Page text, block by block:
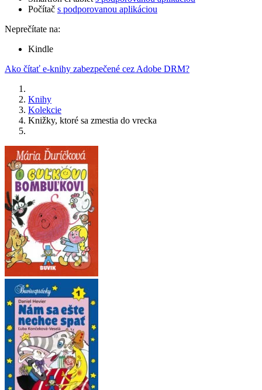
Počítač s podporovanou aplikáciou
Neprečítate na:
Kindle
Ako čítať e-knihy zabezpečené cez Adobe DRM?
Knihy
Kolekcie
Knižky, ktoré sa zmestia do vrecka